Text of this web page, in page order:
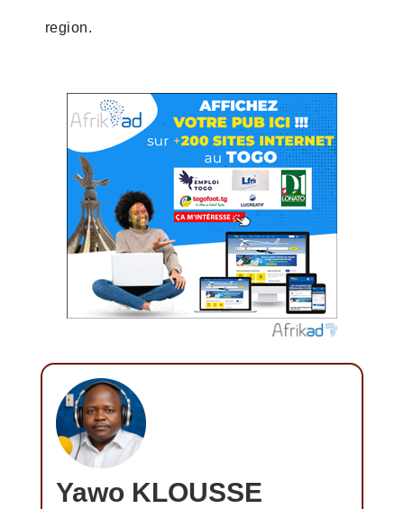
region.
Yawo KLOUSSE